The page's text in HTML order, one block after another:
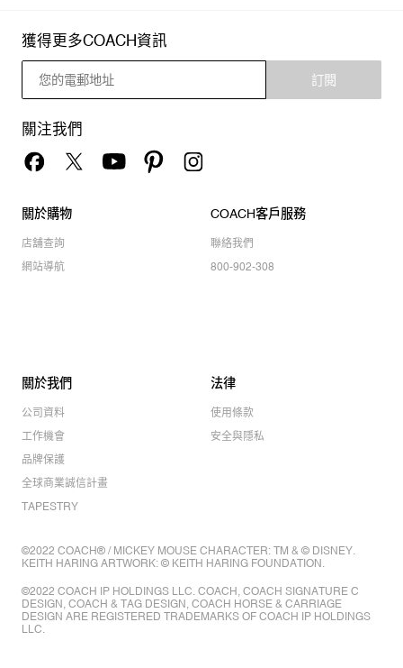
獲得更多COACH資訊
訂閱
關注我們
關於購物
店舖查詢
網站導航
COACH客戶服務
聯絡我們
800-902-308
關於我們
公司資料
工作機會
品牌保護
全球商業誠信計畫
TAPESTRY
法律
使用條款
安全與隱私
©2022 COACH® / MICKEY MOUSE CHARACTER: TM & © DISNEY.
KEITH HARING ARTWORK: © KEITH HARING FOUNDATION.
©2022 COACH IP HOLDINGS LLC. COACH, COACH SIGNATURE C
DESIGN, COACH & TAG DESIGN, COACH HORSE & CARRIAGE
DESIGN ARE REGISTERED TRADEMARKS OF COACH IP HOLDINGS
LLC.